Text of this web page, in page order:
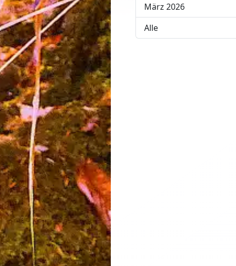
März 2026
Alle